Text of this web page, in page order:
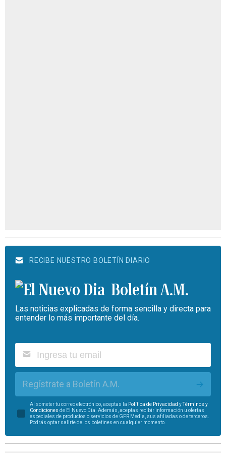
RECIBE NUESTRO BOLETÍN DIARIO
Boletín A.M.
Las noticias explicadas de forma sencilla y directa para
entender lo más importante del día.
Regístrate a Boletín A.M.
Al someter tu correo electrónico, aceptas la Política de Privacidad yTérminos y
Condiciones de El Nuevo Día. Además, aceptas recibir información u ofertas
especiales de productos o servicios de GFR Media, sus afiliadas o de terceros.
Podrás optar salirte de los boletines en cualquier momento.